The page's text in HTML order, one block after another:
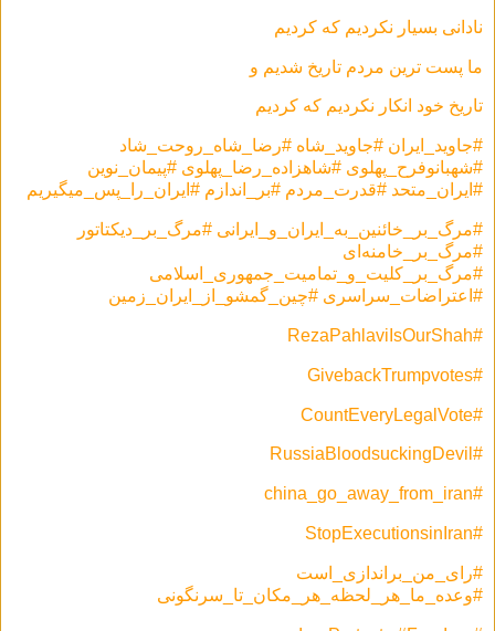
نادانی بسیار نکردیم که کردیم
ما پست ترین مردم تاریخ شدیم و
تاریخ خود انکار نکردیم که کردیم
#جاوید_ایران #جاوید_شاه #رضا_شاه_روحت_شاد
#شهبانوفرح_پهلوی #شاهزاده_رضا_پهلوی #پیمان_نوین
#ایران_متحد #قدرت_مردم #بر_اندازم #ایران_را_پس_میگیریم
#مرگ_بر_خائنين_به_ايران_و_ايرانی #مرگ_بر_دیکتاتور
#مرگ_بر_خامنه‌ای
#مرگ_بر_کلیت_و_تمامیت_جمهوری_اسلامی
#RezaPahlaviIsOurShah
#GivebackTrumpvotes
#CountEveryLegalVote
#RussiaBloodsuckingDevil
#china_go_away_from_iran
#StopExecutionsinIran
#رای_من_براندازی_است
#وعده_ما_هر_لحظه_هر_مکان_تا_سرنگونی